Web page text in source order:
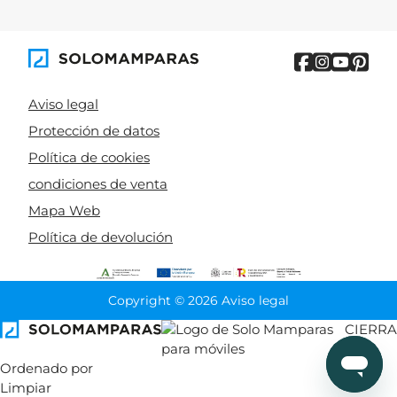
Cristal de 6 mm
Ligero y resistente
Ideal para instalaciones domésticas habituales
Cristal de 8 mm
Mayor rigidez
Sensación premium
Además, muchos modelos incluyen tratamiento antical
para facilitar la limpieza y mantener el cristal
transparente durante más tiempo.
Ventajas de las mamparas de
Aviso legal
Protección de datos
Política de cookies
condiciones de venta
Mapa Web
Política de devolución
Copyright © 2026 Aviso legal
CIERRA
Ordenado por
Limpiar